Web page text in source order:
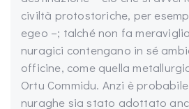
civiltà protostoriche, per
egeo –; talché non fa
nuragici contengano in sé
officine, come quella
Ortu Commidu. Anzi è
nuraghe sia stato adottato